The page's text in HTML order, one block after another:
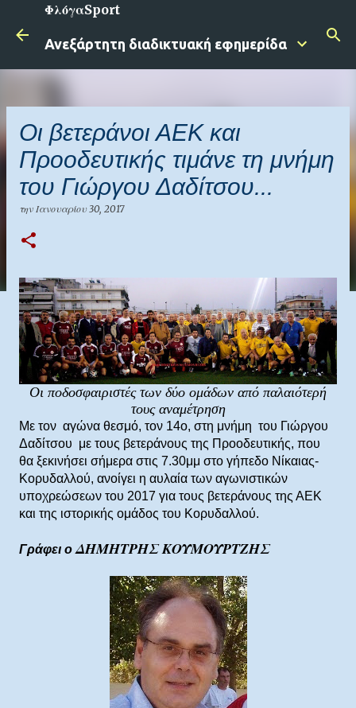
Μετάβαση στο κύριο περιεχόμενο
ΦλόγαSport
Ανεξάρτητη διαδικτυακή εφημερίδα
Οι βετεράνοι ΑΕΚ και
Προοδευτικής τιμάνε τη μνήμη
του Γιώργου Δαδίτσου...
την Ιανουαρίου 30, 2017
Οι ποδοσφαιριστές των δύο ομάδων από παλαιότερή
τους αναμέτρηση
Με τον αγώνα θεσμό, τον 14ο, στη μνήμη του Γιώργου
Δαδίτσου με τους βετεράνους της Προοδευτικής, που
θα ξεκινήσει σήμερα στις 7.30μμ στο γήπεδο Νίκαιας-
Κορυδαλλού, ανοίγει η αυλαία των αγωνιστικών
υποχρεώσεων του 2017 για τους βετεράνους της ΑΕΚ
και της ιστορικής ομάδος του Κορυδαλλού.
Γράφει ο ΔΗΜΗΤΡΗΣ ΚΟΥΜΟΥΡΤΖΗΣ